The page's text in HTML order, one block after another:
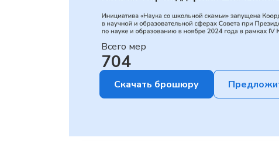
Всего мер
704
Скачать брошюру